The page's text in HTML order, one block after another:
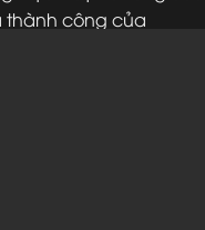
thành công của